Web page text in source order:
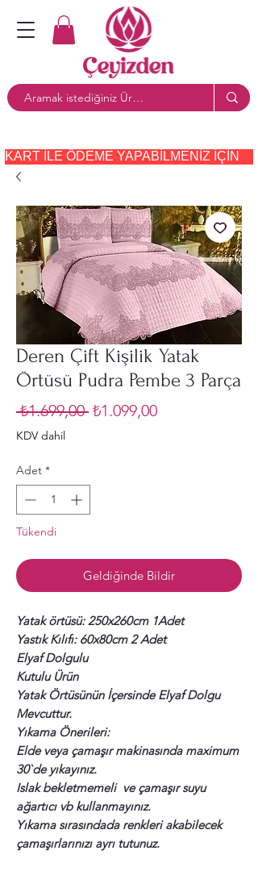
KART ILE ÖDEME YAPABILMENIZ IÇIN
Deren Çift Kişilik Yatak
Örtüsü Pudra Pembe 3 Parça
₺1.699,00 Normal
₺1.099,00İndirimli
KDV dahil
Adet *
Tükendi
Geldiğinde Bildir
Yatak örtüsü: 250x260cm 1Adet
Yastık Kılıfı: 60x80cm 2 Adet
Elyaf Dolgulu
Kutulu Ürün
Yatak Örtüsünün İçersinde Elyaf Dolgu
Mevcuttur.
Yıkama Önerileri:
Elde veya çamaşır makinasında maximum
30`de yıkayınız.
Islak bekletmemeli ve çamaşır suyu
ağartıcı vb kullanmayınız.
Yıkama sırasındada renkleri akabilecek
çamaşırlarınızı ayrı tutunuz.